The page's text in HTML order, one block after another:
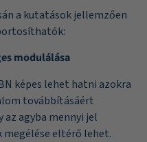
a kutatások jellemzően
modulálása
képes lehet hatni azokra
továbbításáért
agyba mennyi jel
megélése eltérő lehet.